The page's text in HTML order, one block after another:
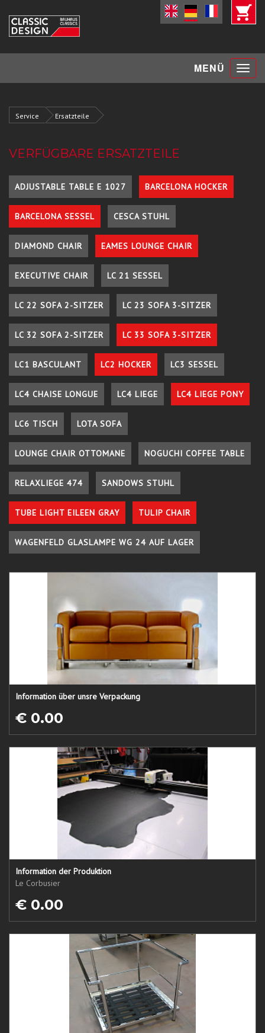
MENÜ Toggle
Service Ersatzteile
VERFÜGBARE ERSATZTEILE
ADJUSTABLE TABLE E 1027 BARCELONA HOCKER
BARCELONA SESSEL CESCA STUHL
DIAMOND CHAIR EAMES LOUNGE CHAIR
EXECUTIVE CHAIR LC 21 SESSEL
LC 22 SOFA 2-SITZER LC 23 SOFA 3-SITZER
LC 32 SOFA 2-SITZER LC 33 SOFA 3-SITZER
LC1 BASCULANT LC2 HOCKER LC3 SESSEL
LC4 CHAISE LONGUE LC4 LIEGE LC4 LIEGE PONY
LC6 TISCH LOTA SOFA
LOUNGE CHAIR OTTOMANE NOGUCHI COFFEE TABLE
RELAXLIEGE 474 SANDOWS STUHL
TUBE LIGHT EILEEN GRAY TULIP CHAIR
WAGENFELD GLASLAMPE WG 24 AUF LAGER
Information über unsre Verpackung
€ 0.00
Information der Produktion
Le Corbusier
€ 0.00